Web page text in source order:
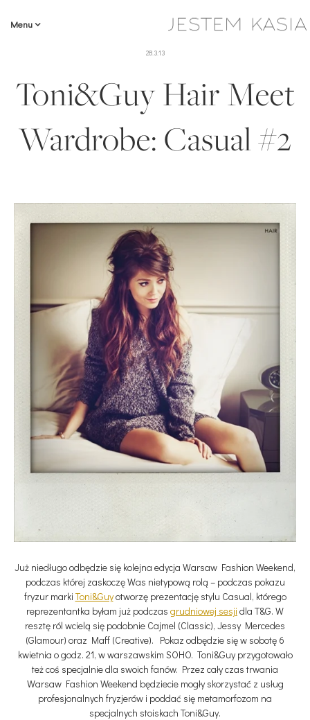
Menu
28.3.13
Toni&Guy Hair Meet
Wardrobe: Casual #2
Już niedługo odbędzie się kolejna edycja Warsaw Fashion Weekend,
podczas której zaskoczę Was nietypową rolą – podczas pokazu
fryzur marki Toni&Guyotworzę prezentację stylu Casual, którego
reprezentantka byłam już podczas grudniowej sesji dla T&G. W
resztę ról wcielą się podobnie Cajmel (Classic), Jessy Mercedes
(Glamour) oraz Maff (Creative). Pokaz odbędzie się w sobotę 6
kwietnia o godz. 21, w warszawskim SOHO. Toni&Guy przygotowało
też coś specjalnie dla swoich fanów. Przez cały czas trwania
Warsaw Fashion Weekend będziecie mogły skorzystać z usług
profesjonalnych fryzjerów i poddać się metamorfozom na
specjalnych stoiskach Toni&Guy.